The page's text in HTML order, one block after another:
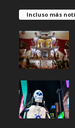
Incluso más